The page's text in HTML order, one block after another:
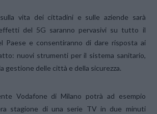
vita dei cittadini e sulle aziende sarà
del 5G saranno pervasivi su tutto il
Paese e consentiranno di dare risposta ai
nuovi strumenti per il sistema sanitario,
gestione delle città e della sicurezza.
Vodafone di Milano potrà ad esempio
stagione di una serie TV in due minuti